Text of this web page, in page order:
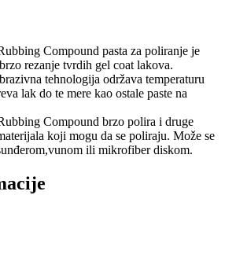
Compound pasta za poliranje je
rezanje tvrdih gel coat lakova.
tehnologija održava temperaturu
lak do te mere kao ostale paste na
Compound brzo polira i druge
koji mogu da se poliraju. Može se
ili mikrofiber diskom.